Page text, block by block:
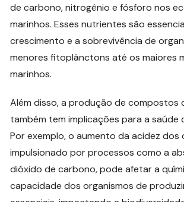
de carbono, nitrogênio e fósforo nos
marinhos. Esses nutrientes são
crescimento e a sobrevivência de
menores fitoplânctons até os maiores
marinhos.
Além disso, a produção de compostos
também tem implicações para a saúde
Por exemplo, o aumento da acidez dos
impulsionado por processos como a
dióxido de carbono, pode afetar a
capacidade dos organismos de